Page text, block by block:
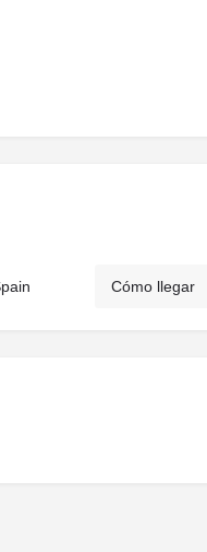
Cómo llegar